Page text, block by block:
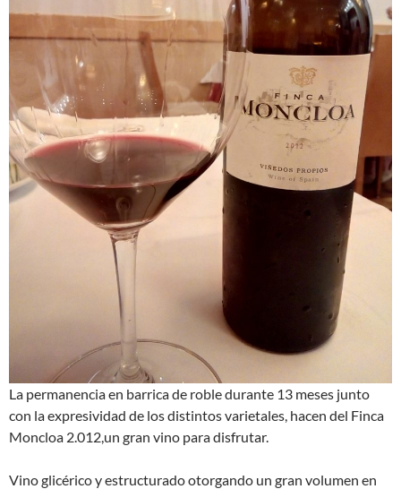
La permanencia en barrica de roble durante 13 meses junto
con la expresividad de los distintos varietales, hacen del Finca
Moncloa 2.012,un gran vino para disfrutar.
Vino glicérico y estructurado otorgando un gran volumen en